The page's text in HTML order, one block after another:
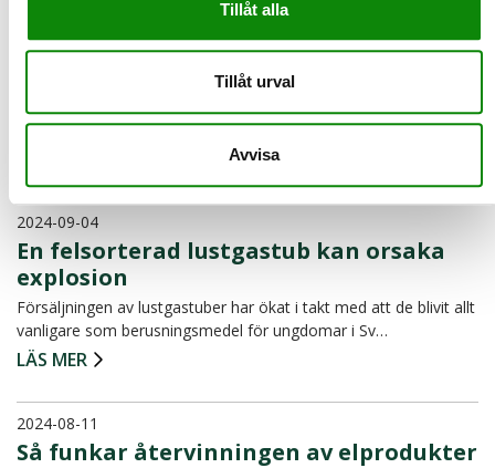
Tillåt alla
Tillåt urval
Avvisa
"Hela Sverige plockar skräp" - häng med
september 2024, en dag där alla från norr till söder är v…
2024-09-04
En felsorterad lustgastub kan orsaka
explosion
Försäljningen av lustgastuber har ökat i takt med att de blivit allt
vanligare som berusningsmedel för ungdomar i Sv…
LÄS MER
2024-08-11
Så funkar återvinningen av elprodukter